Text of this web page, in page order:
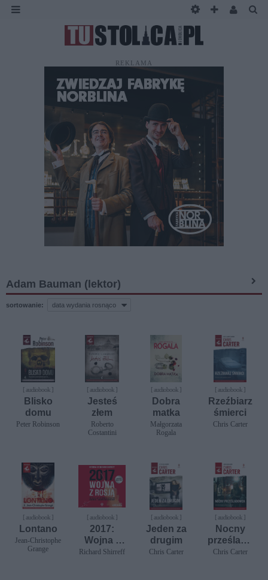
REKLAMA
Adam Bauman (lektor)
sortowanie:
[ audiobook ]
Blisko
domu
Peter Robinson
[ audiobook ]
Jesteś
złem
Roberto
Costantini
[ audiobook ]
Dobra
matka
Małgorzata
Rogala
[ audiobook ]
Rzeźbiarz
śmierci
Chris Carter
[ audiobook ]
Lontano
Jean-Christophe
Grange
[ audiobook ]
2017:
Wojna z
Rosją
Richard Shirreff
[ audiobook ]
Jeden za
drugim
Chris Carter
[ audiobook ]
Nocny
prześlado
wca
Chris Carter